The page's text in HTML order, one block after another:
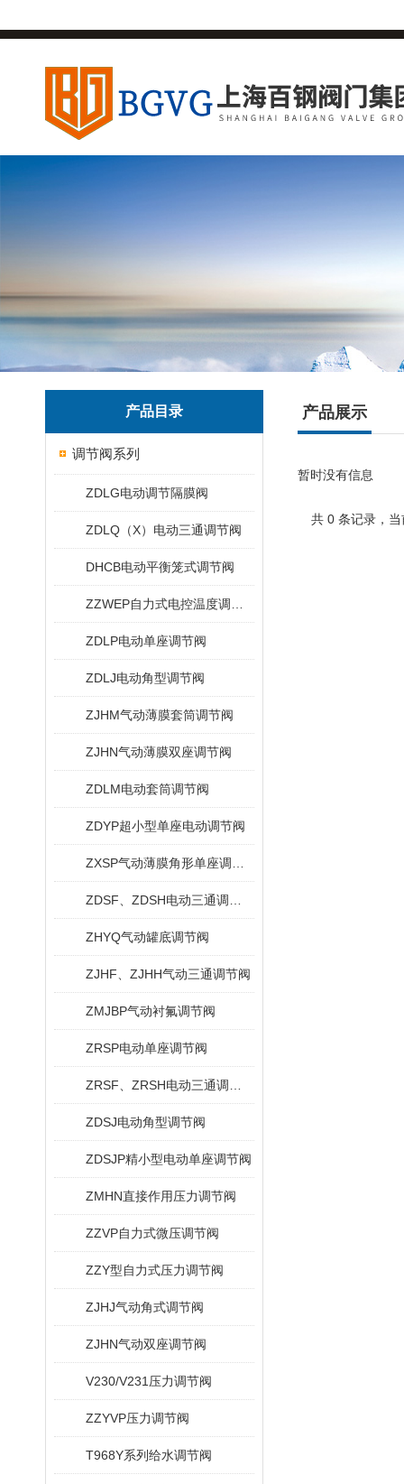
产品目录
调节阀系列
ZDLG电动调节隔膜阀
ZDLQ（X）电动三通调节阀
DHCB电动平衡笼式调节阀
ZDLP电动单座调节阀
ZDLJ电动角型调节阀
ZJHM气动薄膜套筒调节阀
ZJHN气动薄膜双座调节阀
ZDLM电动套筒调节阀
ZDYP超小型单座电动调节阀
ZHYQ气动罐底调节阀
ZJHF、ZJHH气动三通调节阀
ZMJBP气动衬氟调节阀
ZRSP电动单座调节阀
ZDSJ电动角型调节阀
ZDSJP精小型电动单座调节阀
ZMHN直接作用压力调节阀
ZZVP自力式微压调节阀
ZZY型自力式压力调节阀
ZJHJ气动角式调节阀
ZJHN气动双座调节阀
V230/V231压力调节阀
ZZYVP压力调节阀
T968Y系列给水调节阀
产品展示
暂时没有信息
共 0 条记录，